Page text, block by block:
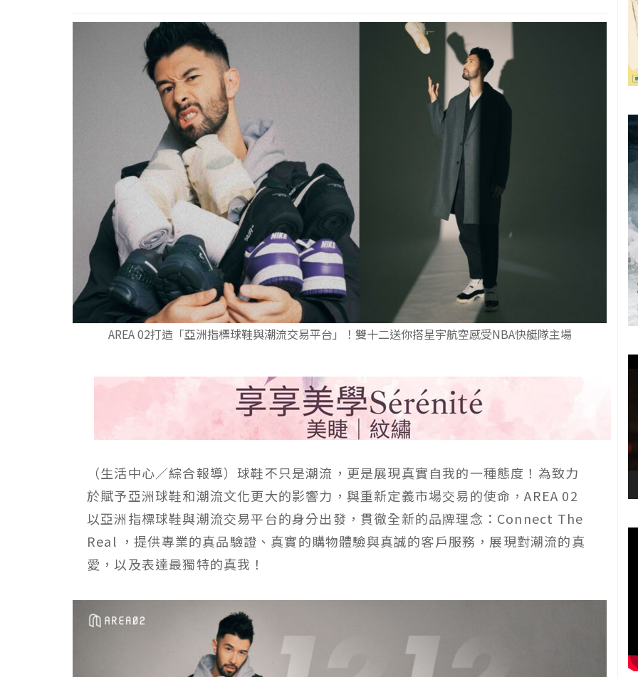
AREA 02打造「亞洲指標球鞋與潮流交易平台」！雙十二送你搭星宇航空感受NBA快艇隊主場
（生活中心／綜合報導）球鞋不只是潮流，更是展現真實自我的一種態度！為致力
於賦予亞洲球鞋和潮流文化更大的影響力，與重新定義市場交易的使命，AREA 02
以亞洲指標球鞋與潮流交易平台的身分出發，貫徹全新的品牌理念：Connect The
Real ，提供專業的真品驗證、真實的購物體驗與真誠的客戶服務，展現對潮流的真
愛，以及表達最獨特的真我！